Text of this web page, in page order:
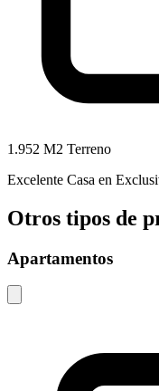
1.952 M2 Terreno
Excelente Casa en
Otros tipos de
Apartamentos